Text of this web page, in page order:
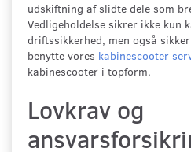
udskiftning af slidte dele som
Vedligeholdelse sikrer ikke kun
driftssikkerhed, men også
benytte vores kabinescooter
kabinescooter i topform.
Lovkrav og